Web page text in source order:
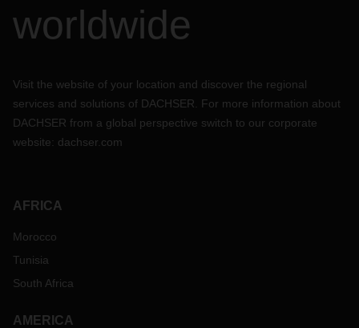
worldwide
Visit the website of your location and discover the regional
services and solutions of DACHSER. For more information about
DACHSER from a global perspective switch to our corporate
website: dachser.com
AFRICA
Morocco
Tunisia
South Africa
AMERICA